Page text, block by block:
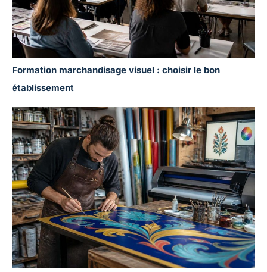
Formation marchandisage visuel : choisir le bon
établissement